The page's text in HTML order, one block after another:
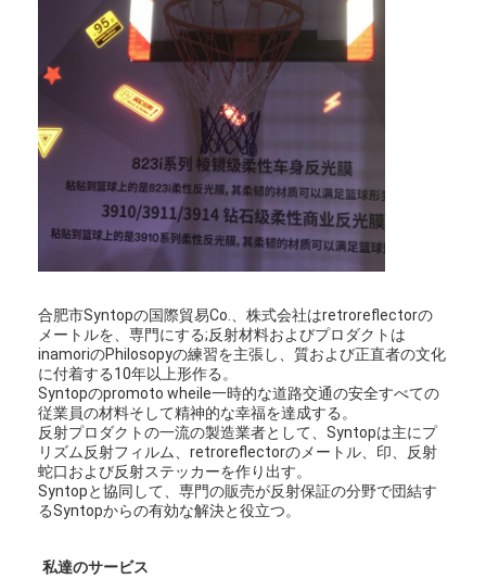
わたしたち に つい て
工場 ツアー
品質管理
連絡 ください
ニュース
Retroreflectorのメートル
舗装の印Retroreflectometer
印Retroreflectometer
レトロの反射メートル
合肥市Syntopの国際貿易Co.、株式会社はretroreflectorの
メートルを、専門にする;反射材料およびプロダクトは
inamoriのPhilosopyの練習を主張し、質および正直者の文化
に付着する10年以上形作る。
Syntopのpromoto wheile一時的な道路交通の安全すべての
従業員の材料そして精神的な幸福を達成する。
反射プロダクトの一流の製造業者として、Syntopは主にプ
リズム反射フィルム、retroreflectorのメートル、印、反射
蛇口および反射ステッカーを作り出す。
Syntopと協同して、専門の販売が反射保証の分野で団結す
るSyntopからの有効な解決と役立つ。
私達のサービス